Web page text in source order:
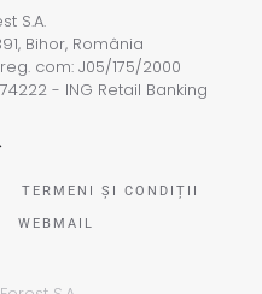
S.A.
Bihor, România
com: J05/175/2000
- ING Retail Banking
TERMENI ȘI CONDIȚII
WEBMAIL